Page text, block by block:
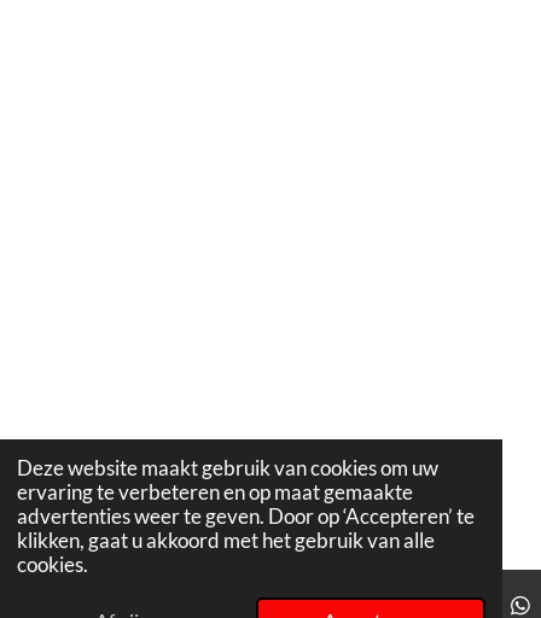
Deze website maakt gebruik van cookies om uw
ervaring te verbeteren en op maat gemaakte
advertenties weer te geven. Door op ‘Accepteren’ te
klikken, gaat u akkoord met het gebruik van alle
cookies.